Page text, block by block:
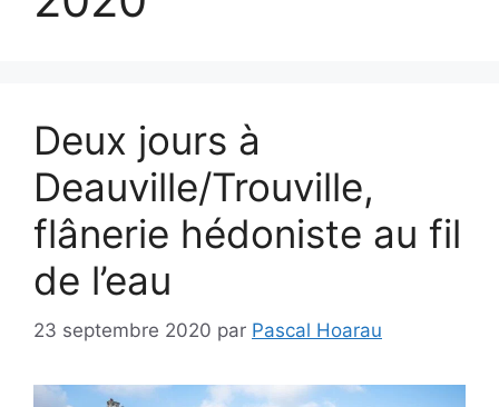
Deux jours à
Deauville/Trouville,
flânerie hédoniste au fil
de l’eau
23 septembre 2020 par Pascal Hoarau